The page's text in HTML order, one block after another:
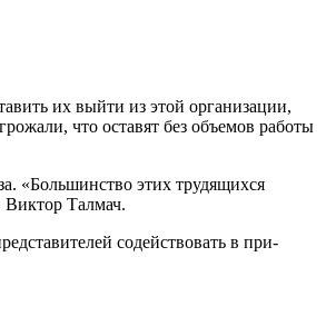
их выйти из этой организа­ции,
что оставят без объемов работы
«Большинство этих трудящихся
Виктор Талмач.
содействовать в при­